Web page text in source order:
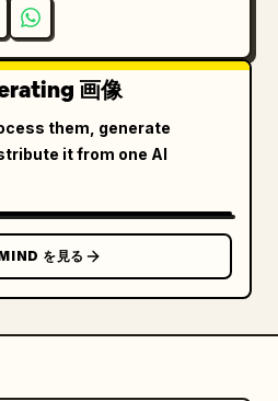
画像
them, generate
it from one AI
を見る